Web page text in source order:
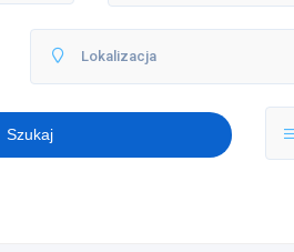
Szukaj